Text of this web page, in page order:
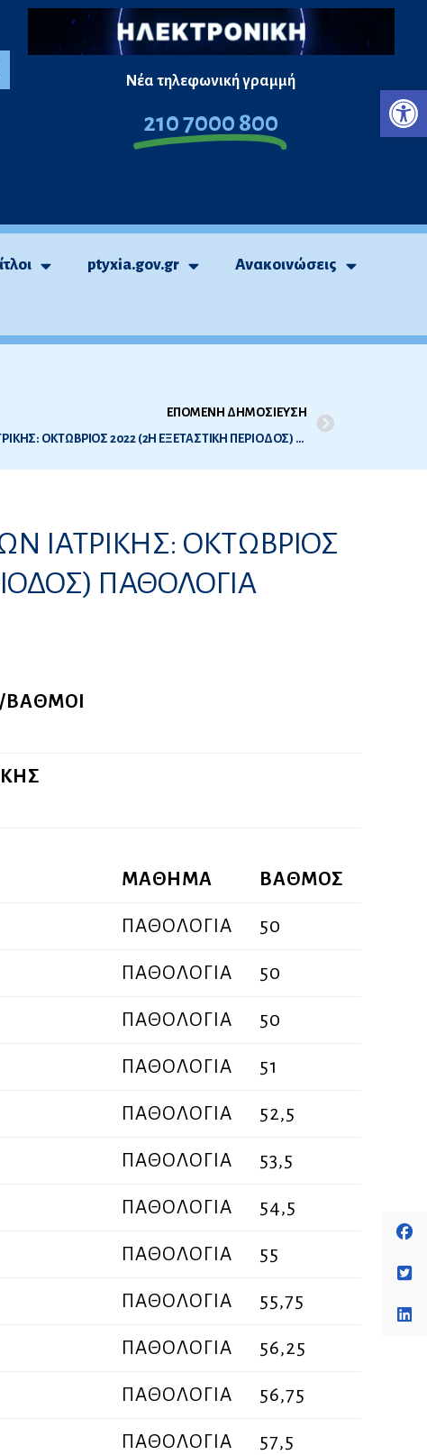
Νέα τηλεφωνική γραμμή
210 7000 800
ptyxia.gov.gr Ανακοινώσεις
ΕΠΟΜΕΝΗ ΔΗΜΟΣΙΕΥΣΗ
ΑΠΟΤΕΛΕΣΜΑΤΑ ΕΞΕΤΑΣΕΩΝ ΙΑΤΡΙΚΗΣ: ΟΚΤΩΒΡΙΟΣ 2022 (2Η ΕΞΕΤΑΣΤΙΚΗ ΠΕΡΙΟΔΟΣ) ΧΕΙΡΟΥΡΓΙΚΗ ΑΝΑΤΟΜΙΑ
ΙΑΤΡΙΚΗΣ: ΟΚΤΩΒΡΙΟΣ
ΠΑΘΟΛΟΓΙΑ
ΜΑΘΗΜΑ ΒΑΘΜΟΣ
ΠΑΘΟΛΟΓΙΑ 50
ΠΑΘΟΛΟΓΙΑ 50
ΠΑΘΟΛΟΓΙΑ 50
ΠΑΘΟΛΟΓΙΑ 51
ΠΑΘΟΛΟΓΙΑ 52,5
ΠΑΘΟΛΟΓΙΑ 53,5
ΠΑΘΟΛΟΓΙΑ 54,5
ΠΑΘΟΛΟΓΙΑ 55
ΠΑΘΟΛΟΓΙΑ 55,75
ΠΑΘΟΛΟΓΙΑ 56,25
ΠΑΘΟΛΟΓΙΑ 56,75
ΠΑΘΟΛΟΓΙΑ 57,5